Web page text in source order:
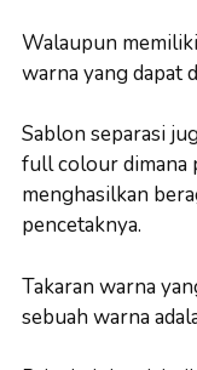
Walaupun
warna yang dapat
Sablon separasi
full colour dimana
menghasilkan
pencetaknya.
Takaran warna
sebuah warna